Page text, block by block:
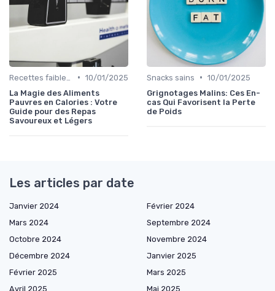
• 10/01/2025
La Magie des Aliments
Pauvres en Calories : Votre
Guide pour des Repas
Savoureux et Légers
Snacks sains • 10/01/2025
Grignotages Malins: Ces En-
cas Qui Favorisent la Perte
de Poids
Les articles par date
Janvier 2024
Février 2024
Mars 2024
Septembre 2024
Octobre 2024
Novembre 2024
Décembre 2024
Janvier 2025
Février 2025
Mars 2025
Avril 2025
Mai 2025